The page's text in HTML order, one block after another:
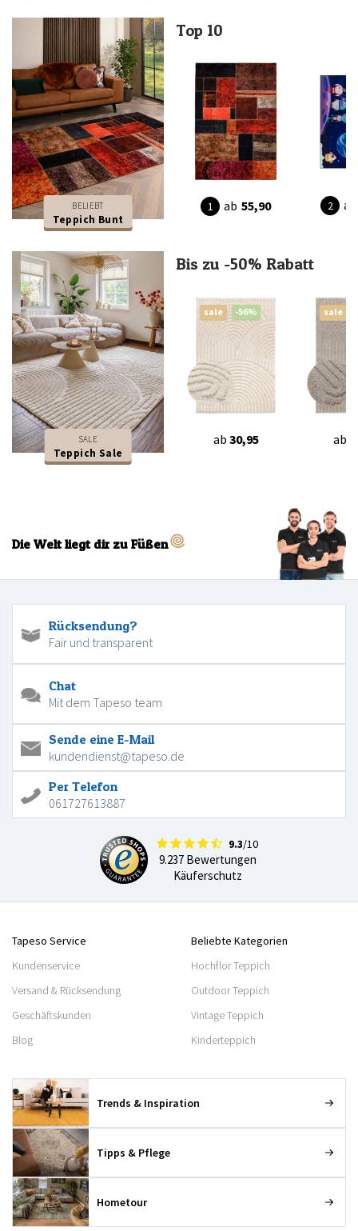
BELIEBT
Teppich Bunt
Top 10
ab 55,90 ab
SALE
Teppich Sale
Bis zu -50% Rabatt
sale -56%
ab 30,95
sale
ab
Die Welt liegt dir zu Füßen
Rücksendung?
Fair und transparent
Chat
Mit dem Tapeso team
Sende eine E-Mail
kundendienst@tapeso.de
Per Telefon
061727613887
9.3/10
9.237 Bewertungen
Käuferschutz
Tapeso Service
Kundenservice
Versand & Rücksendung
Geschäftskunden
Blog
Beliebte Kategorien
Hochflor Teppich
Outdoor Teppich
Vintage Teppich
Kinderteppich
Trends & Inspiration
Tipps & Pflege
Hometour